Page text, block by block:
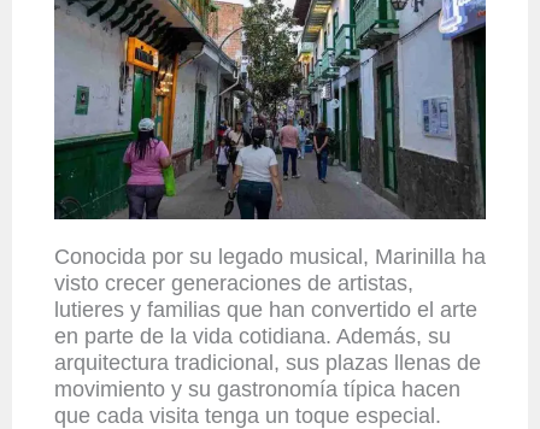
Conocida por su legado musical, Marinilla ha
visto crecer generaciones de artistas,
lutieres y familias que han convertido el arte
en parte de la vida cotidiana. Además, su
arquitectura tradicional, sus plazas llenas de
movimiento y su gastronomía típica hacen
que cada visita tenga un toque especial.